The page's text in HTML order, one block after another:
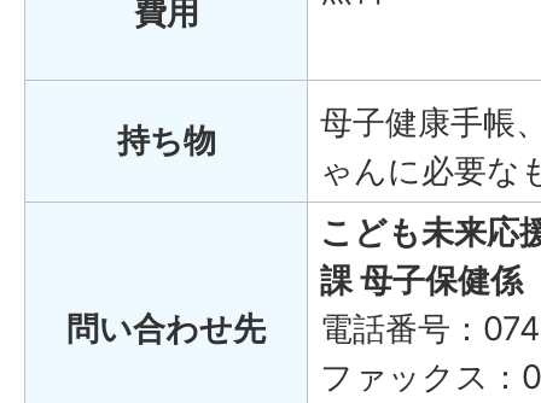
費用
持ち物
母子健康手帳
ゃんに必要な
問い合わせ先
こども未来応
課 母子保健係
電話番号：
ファックス